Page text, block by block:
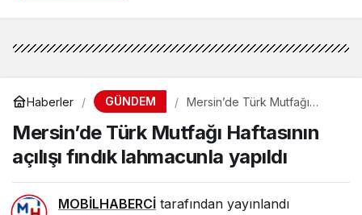
Haberler GÜNDEM
Mersin’de Türk Mutfağı
lahmacunla yapıldı
Mersin’de Türk Mutfağı Haftasının
açılışı fındık lahmacunla yapıldı
MOBİLHABERCİ tarafından yayınlandı